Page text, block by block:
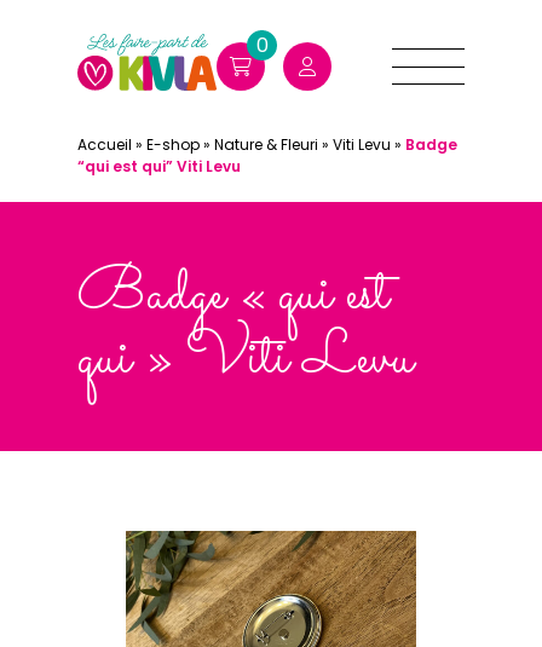
0
Accueil » E-shop» Nature & Fleuri » Viti Levu » Badge
“qui est qui” Viti Levu
Badge « qui est
qui » Viti Levu